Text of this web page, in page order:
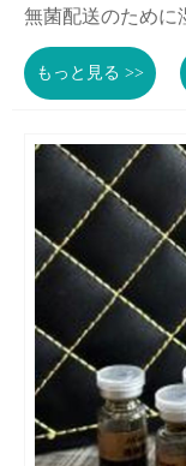
無菌配送のために
もっと見る >>